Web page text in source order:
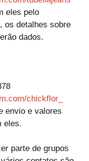
eles pelo
os detalhes sobre
dados.
chickflor_
envio e valores
eles.
parte de grupos